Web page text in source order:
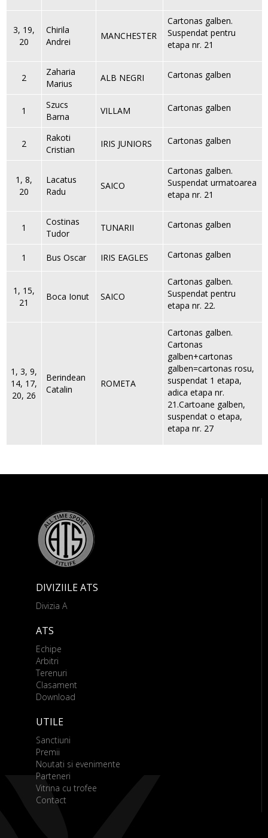
3, 19,
20
Chirila
Andrei
MANCHESTER
Cartonas galben.
Suspendat pentru
etapa nr. 21
2
Zaharia
Marius
ALB NEGRI Cartonas galben
1
Szucs
Barna
VILLAM Cartonas galben
2
Rakoti
Cristian
IRIS JUNIORS Cartonas galben
1, 8,
20
Lacatus
Radu
SAICO
Cartonas galben.
Suspendat urmatoarea
etapa nr. 21
1
Costinas
Tudor
TUNARII Cartonas galben
1 Bus Oscar IRIS EAGLES Cartonas galben
1, 15,
21
Boca Ionut SAICO
Cartonas galben.
Suspendat pentru
etapa nr. 22.
1, 3, 9,
14, 17,
20, 26
Berindean
Catalin
ROMETA
Cartonas galben.
Cartonas
galben+cartonas
galben=cartonas rosu,
suspendat 1 etapa,
adica etapa nr.
21.Cartoane galben,
suspendat o etapa,
etapa nr. 27
DIVIZIILE ATS
Divizia A
ATS
Echipe
Arbitri
Terenuri
Clasament
Download
UTILE
Sanctiuni
Premii
Noutati si evenimente
Parteneri
Vitrina cu trofee
Contact